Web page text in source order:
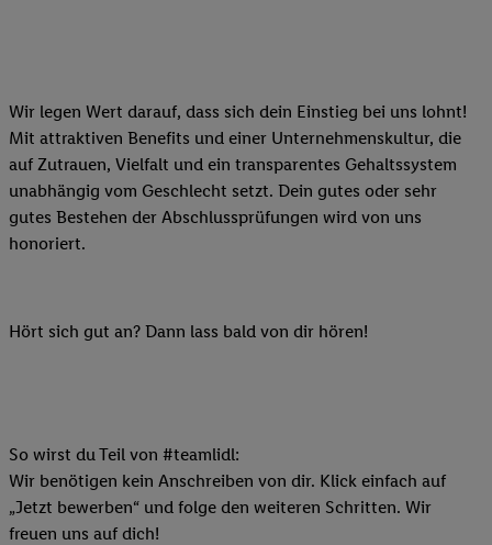
Wir legen Wert darauf, dass sich dein Einstieg bei uns lohnt!
Mit attraktiven Benefits und einer Unternehmenskultur, die
auf Zutrauen, Vielfalt und ein transparentes Gehaltssystem
unabhängig vom Geschlecht setzt. Dein gutes oder sehr
gutes Bestehen der Abschlussprüfungen wird von uns
honoriert.
Hört sich gut an? Dann lass bald von dir hören!
So wirst du Teil von #teamlidl:
Wir benötigen kein Anschreiben von dir. Klick einfach auf
„Jetzt bewerben“ und folge den weiteren Schritten. Wir
freuen uns auf dich!